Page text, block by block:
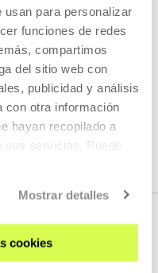
para personalizar
funciones de redes
compartimos
del sitio web con
publicidad y análisis
con otra información
hayan recopilado a
servicios. Puede
Mostrar detalles
cookies